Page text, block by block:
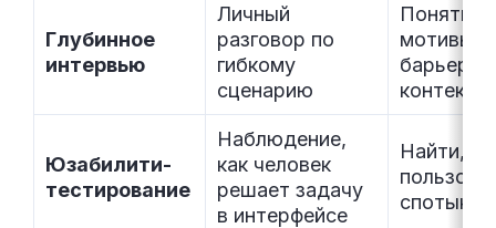
Глубинное
интервью
Личный
разговор по
гибкому
сценарию
Понять
мотивы,
барьеры
контекст
Юзабилити-
тестирование
Наблюдение,
как человек
решает задачу
в интерфейсе
Найти,